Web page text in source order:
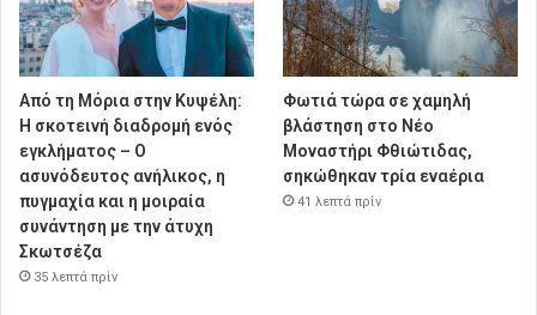
Από τη Μόρια στην Κυψέλη:
Η σκοτεινή διαδρομή ενός
εγκλήματος – Ο
ασυνόδευτος ανήλικος, η
πυγμαχία και η μοιραία
συνάντηση με την άτυχη
Σκωτσέζα
35 λεπτά πρίν
Φωτιά τώρα σε χαμηλή
βλάστηση στο Νέο
Μοναστήρι Φθιώτιδας,
σηκώθηκαν τρία εναέρια
41 λεπτά πρίν